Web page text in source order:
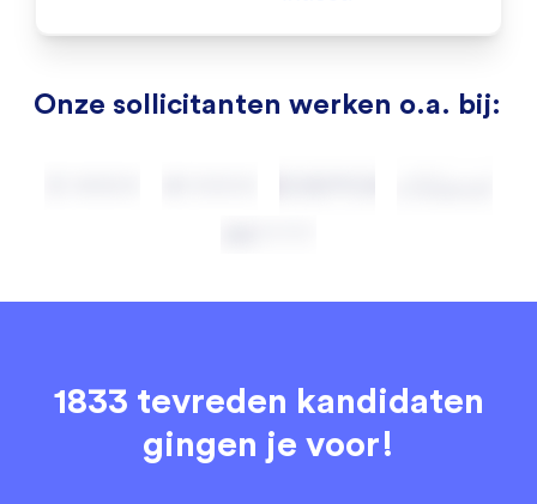
Onze sollicitanten werken o.a. bij:
1833 tevreden kandidaten
gingen je voor!